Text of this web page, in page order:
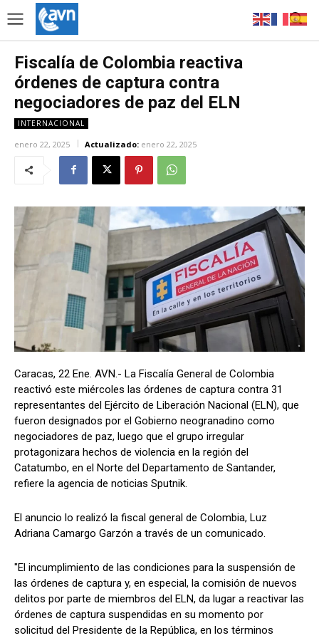
Fiscalía de Colombia reactiva
órdenes de captura contra
negociadores de paz del ELN
INTERNACIONAL
enero 22, 2025 Actualizado: enero 22, 2025
Caracas, 22 Ene. AVN.- La Fiscalía General de Colombia
reactivó este miércoles las órdenes de captura contra 31
representantes del Ejército de Liberación Nacional (ELN), que
fueron designados por el Gobierno neogranadino como
negociadores de paz, luego que el grupo irregular
protagonizara hechos de violencia en la región del
Catatumbo, en el Norte del Departamento de Santander,
refiere la agencia de noticias Sputnik.
El anuncio lo realizó la fiscal general de Colombia, Luz
Adriana Camargo Garzón a través de un comunicado.
"El incumplimiento de las condiciones para la suspensión de
las órdenes de captura y, en especial, la comisión de nuevos
delitos por parte de miembros del ELN, da lugar a reactivar las
órdenes de captura suspendidas en su momento por
solicitud del Presidente de la República, en los términos